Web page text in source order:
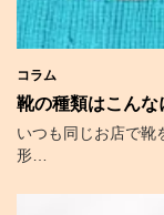
コラム
靴の種類はこんな
いつも同じお店で靴
形…